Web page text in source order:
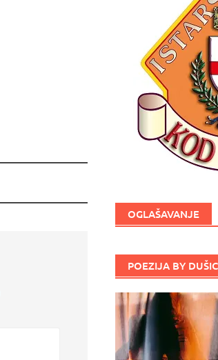
OGLAŠAVANJE
POEZIJA BY